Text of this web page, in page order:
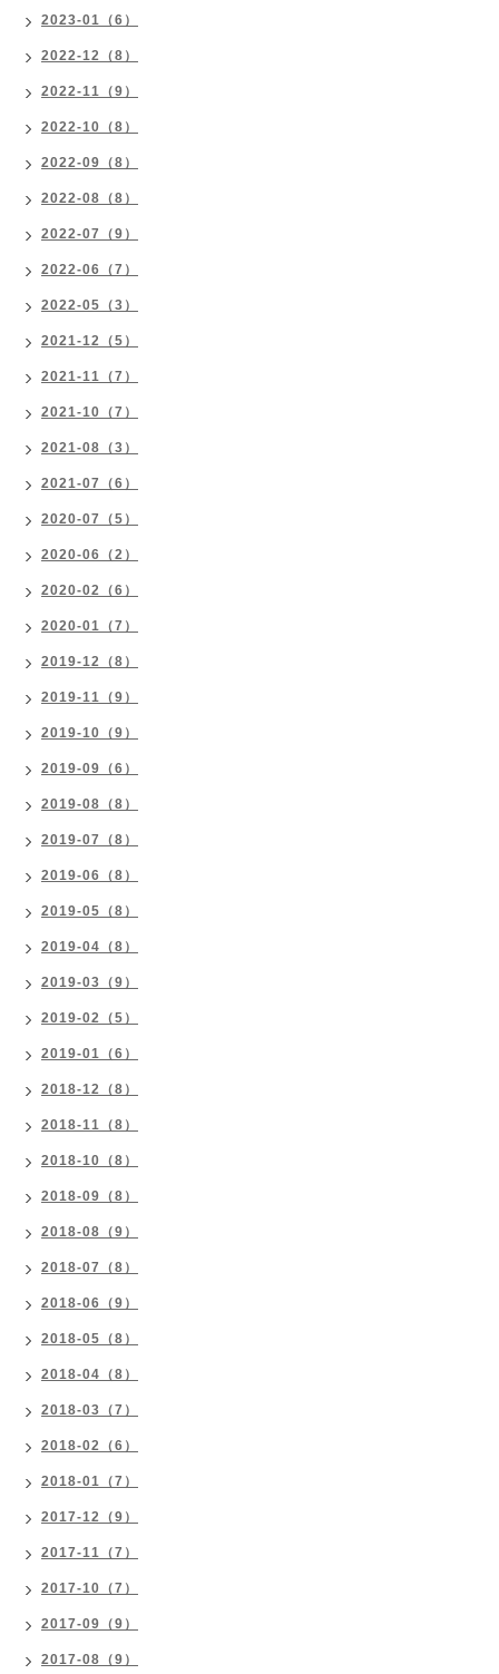
2023-01（6）
2022-12（8）
2022-11（9）
2022-10（8）
2022-09（8）
2022-08（8）
2022-07（9）
2022-06（7）
2022-05（3）
2021-12（5）
2021-11（7）
2021-10（7）
2021-08（3）
2021-07（6）
2020-07（5）
2020-06（2）
2020-02（6）
2020-01（7）
2019-12（8）
2019-11（9）
2019-10（9）
2019-09（6）
2019-08（8）
2019-07（8）
2019-06（8）
2019-05（8）
2019-04（8）
2019-03（9）
2019-02（5）
2019-01（6）
2018-12（8）
2018-11（8）
2018-10（8）
2018-09（8）
2018-08（9）
2018-07（8）
2018-06（9）
2018-05（8）
2018-04（8）
2018-03（7）
2018-02（6）
2018-01（7）
2017-12（9）
2017-11（7）
2017-10（7）
2017-09（9）
2017-08（9）